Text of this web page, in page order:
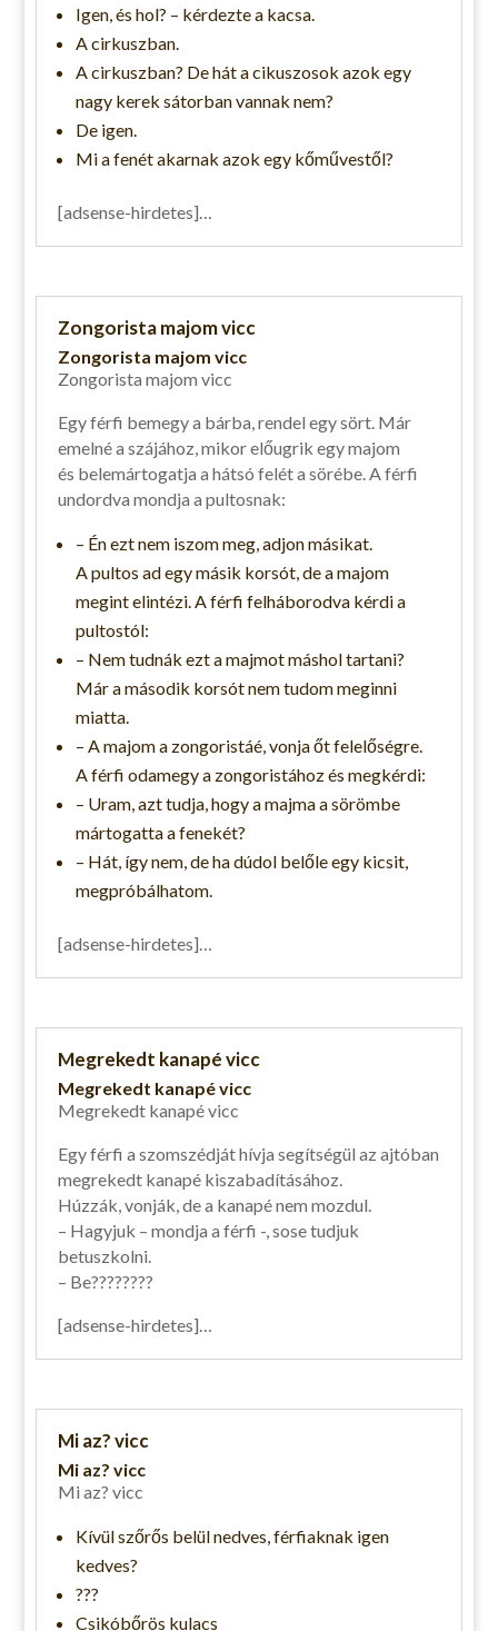
Igen, és hol? – kérdezte a kacsa.
A cirkuszban.
A cirkuszban? De hát a cikuszosok azok egy
nagy kerek sátorban vannak nem?
De igen.
Mi a fenét akarnak azok egy kőművestől?
[adsense-hirdetes]…
Zongorista majom vicc
Zongorista majom vicc
Zongorista majom vicc
Egy férfi bemegy a bárba, rendel egy sört. Már
emelné a szájához, mikor előugrik egy majom
és belemártogatja a hátsó felét a sörébe. A férfi
undordva mondja a pultosnak:
– Én ezt nem iszom meg, adjon másikat.
A pultos ad egy másik korsót, de a majom
megint elintézi. A férfi felháborodva kérdi a
pultostól:
– Nem tudnák ezt a majmot máshol tartani?
Már a második korsót nem tudom meginni
miatta.
– A majom a zongoristáé, vonja őt felelőségre.
A férfi odamegy a zongoristához és megkérdi:
– Uram, azt tudja, hogy a majma a sörömbe
mártogatta a fenekét?
– Hát, így nem, de ha dúdol belőle egy kicsit,
megpróbálhatom.
[adsense-hirdetes]…
Megrekedt kanapé vicc
Megrekedt kanapé vicc
Megrekedt kanapé vicc
Egy férfi a szomszédját hívja segítségül az ajtóban
megrekedt kanapé kiszabadításához.
Húzzák, vonják, de a kanapé nem mozdul.
– Hagyjuk – mondja a férfi -, sose tudjuk
betuszkolni.
– Be????????
[adsense-hirdetes]…
Mi az? vicc
Mi az? vicc
Mi az? vicc
Kívül szőrős belül nedves, férfiaknak igen
kedves?
???
Csikóbőrös kulacs